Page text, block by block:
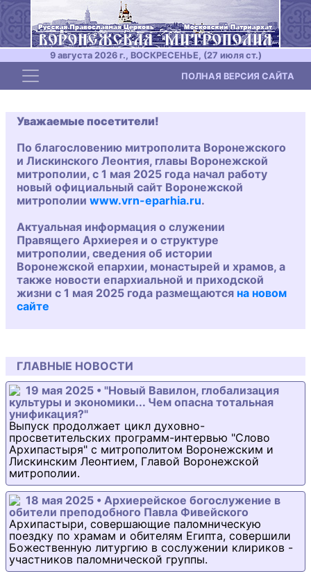
9 августа 2026 г., ВОСКРЕСЕНЬЕ, (27 июля ст.)
Toggle navigation ПОЛНАЯ ВЕРСИЯ САЙТА
Уважаемые посетители!
По благословению митрополита Воронежского
и Лискинского Леонтия, главы Воронежской
митрополии, с 1 мая 2025 года начал работу
новый официальный сайт Воронежской
митрополии www.vrn-eparhia.ru.
Актуальная информация о служении
Правящего Архиерея и о структуре
митрополии, сведения об истории
Воронежской епархии, монастырей и храмов, а
также новости епархиальной и приходской
жизни с 1 мая 2025 года размещаются на новом
сайте
ГЛАВНЫЕ НОВОСТИ
19 мая 2025 • "Новый Вавилон, глобализация
культуры и экономики... Чем опасна тотальная
унификация?"
Выпуск продолжает цикл духовно-
просветительских программ-интервью "Слово
Архипастыря" с митрополитом Воронежским и
Лискинским Леонтием, Главой Воронежской
митрополии.
18 мая 2025 • Архиерейское богослужение в
обители преподобного Павла Фивейского
Архипастыри, совершающие паломническую
поездку по храмам и обителям Египта, совершили
Божественную литургию в сослужении клириков -
участников паломнической группы.